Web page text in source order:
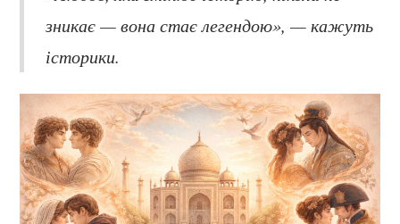
зникає — вона стає легендою», — кажуть
історики.